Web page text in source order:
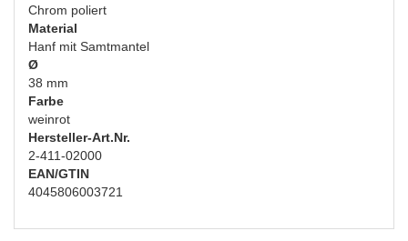
Chrom poliert
Material
Hanf mit Samtmantel
Ø
38 mm
Farbe
weinrot
Hersteller-Art.Nr.
2-411-02000
EAN/GTIN
4045806003721